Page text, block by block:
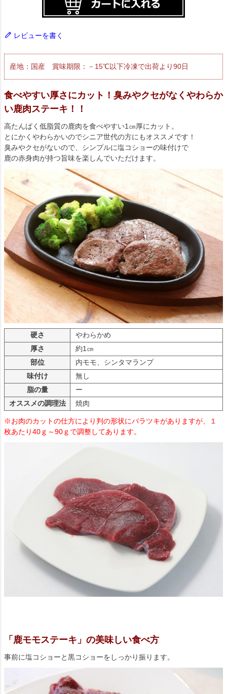
レビューを書く
産地：国産 賞味期限：－15℃以下冷凍で出荷より90日
食べやすい厚さにカット！臭みやクセがなくやわらか
い鹿肉ステーキ！！
高たんぱく低脂質の鹿肉を食べやすい1㎝厚にカット。
とにかくやわらかいのでシニア世代の方にもオススメです！
臭みやクセがないので、シンプルに塩コショーの味付けで
鹿の赤身肉が持つ旨味を楽しんでいただけます。
硬さ
やわらかめ
厚さ
約1㎝
部位
内モモ、シンタマランプ
味付け
無し
脂の量
ー
オススメの調理法
焼肉
※お肉のカットの仕方により判の形状にバラツキがありますが、１
枚あたり40ｇ～90ｇで調整してあります。
「鹿モモステーキ」の美味しい食べ方
事前に塩コショーと黒コショーをしっかり振ります。